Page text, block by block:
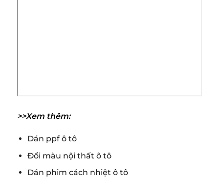
>>Xem thêm:
Dán ppf ô tô
Đổi màu nội thất ô tô
Dán phim cách nhiệt ô tô